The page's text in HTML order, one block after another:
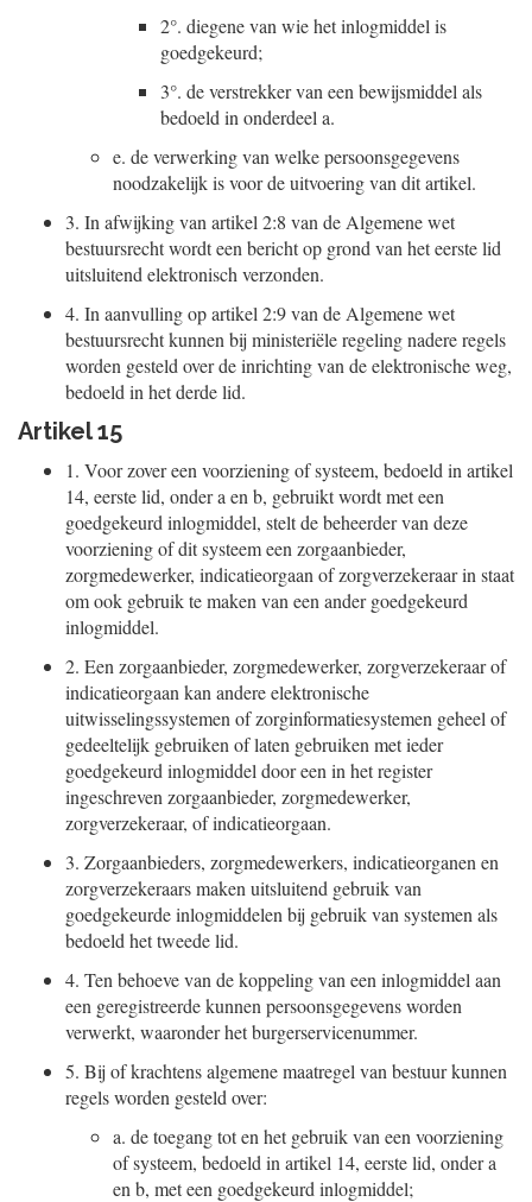
2°. diegene van wie het inlogmiddel is
goedgekeurd;
3°. de verstrekker van een bewijsmiddel als
bedoeld in onderdeel a.
e. de verwerking van welke persoonsgegevens
noodzakelijk is voor de uitvoering van dit artikel.
3. In afwijking van artikel 2:8 van de Algemene wet
bestuursrecht wordt een bericht op grond van het eerste lid
uitsluitend elektronisch verzonden.
4. In aanvulling op artikel 2:9 van de Algemene wet
bestuursrecht kunnen bij ministeriële regeling nadere regels
worden gesteld over de inrichting van de elektronische weg,
bedoeld in het derde lid.
Artikel 15
1. Voor zover een voorziening of systeem, bedoeld in artikel
14, eerste lid, onder a en b, gebruikt wordt met een
goedgekeurd inlogmiddel, stelt de beheerder van deze
voorziening of dit systeem een zorgaanbieder,
zorgmedewerker, indicatieorgaan of zorgverzekeraar in staat
om ook gebruik te maken van een ander goedgekeurd
inlogmiddel.
2. Een zorgaanbieder, zorgmedewerker, zorgverzekeraar of
indicatieorgaan kan andere elektronische
uitwisselingssystemen of zorginformatiesystemen geheel of
gedeeltelijk gebruiken of laten gebruiken met ieder
goedgekeurd inlogmiddel door een in het register
ingeschreven zorgaanbieder, zorgmedewerker,
zorgverzekeraar, of indicatieorgaan.
3. Zorgaanbieders, zorgmedewerkers, indicatieorganen en
zorgverzekeraars maken uitsluitend gebruik van
goedgekeurde inlogmiddelen bij gebruik van systemen als
bedoeld het tweede lid.
4. Ten behoeve van de koppeling van een inlogmiddel aan
een geregistreerde kunnen persoonsgegevens worden
verwerkt, waaronder het burgerservicenummer.
5. Bij of krachtens algemene maatregel van bestuur kunnen
regels worden gesteld over:
a. de toegang tot en het gebruik van een voorziening
of systeem, bedoeld in artikel 14, eerste lid, onder a
en b, met een goedgekeurd inlogmiddel;